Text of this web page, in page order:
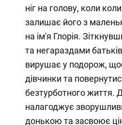
ніг на голову, коли
залишає його з
на ім'я Глорія.
та негараздами
вирушає у подорож,
дівчинки та
безтурботного життя.
налагоджує
донькою та засвоює